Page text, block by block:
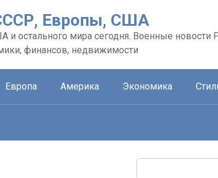
Европы, США
остального мира сегодня. Военные новости
финансов, недвижимости
Европа Америка Экономика